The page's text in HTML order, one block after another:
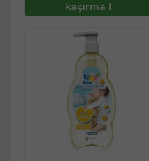
kaçırma !